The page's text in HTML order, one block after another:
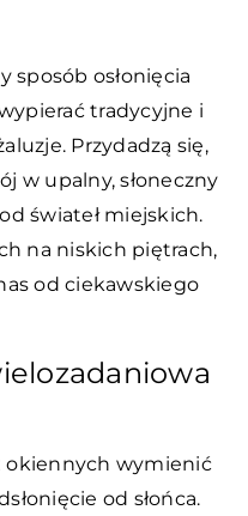
sposób osłonięcia
tradycyjne i
Przydadzą się,
w upalny, słoneczny
świateł miejskich.
na niskich piętrach,
od ciekawskiego
okiennych wymienić
od słońca.